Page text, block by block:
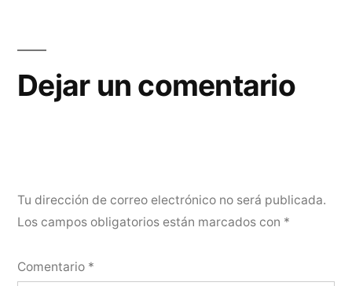
Dejar un comentario
Tu dirección de correo electrónico no será publicada.
Los campos obligatorios están marcados con *
Comentario *